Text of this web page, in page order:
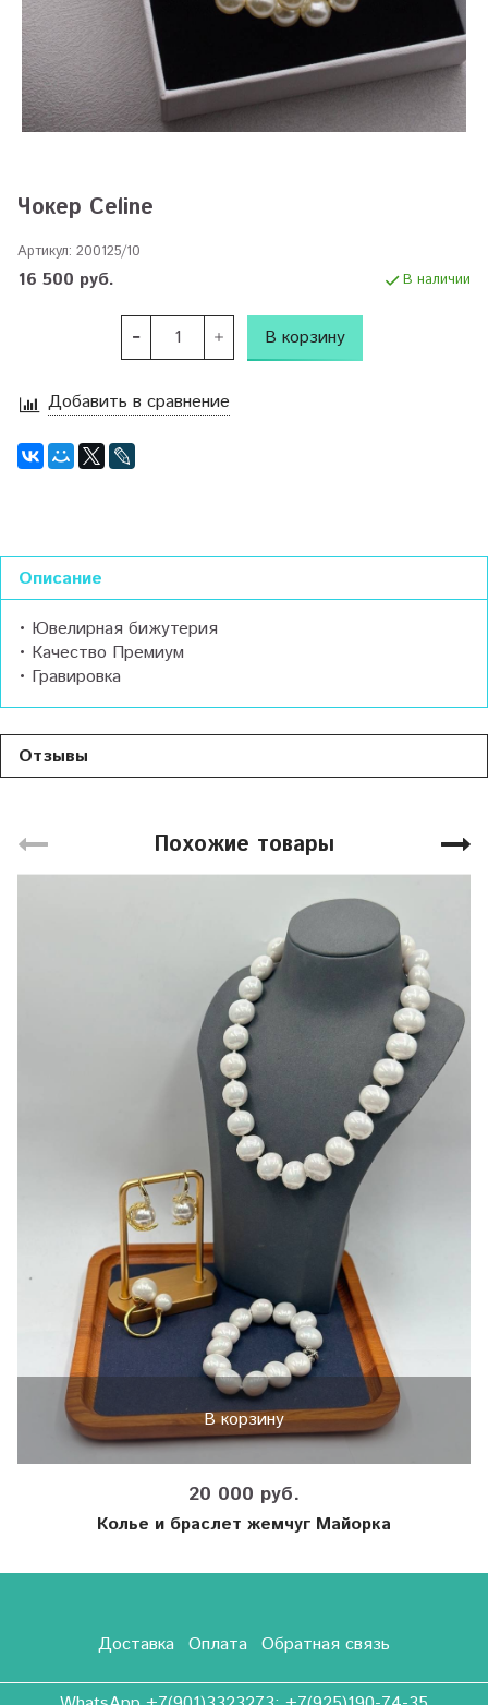
Чокер Celine
Артикул: 200125/10
16 500 руб. В наличии
В корзину
Добавить в сравнение
Описание
• Ювелирная бижутерия
• Качество Премиум
• Гравировка
Отзывы
Похожие товары
В корзину
20 000 руб.
Колье и браслет жемчуг Майорка
Доставка Оплата Обратная связь